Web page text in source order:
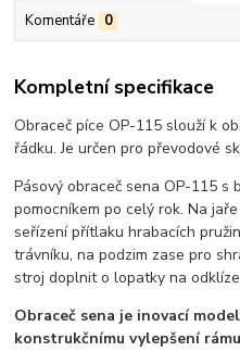
Komentáře 0
Kompletní specifikace
Obraceč píce OP-115 slouží k
řádku. Je určen pro převodové
Pásový obraceč sena OP-115 s
pomocníkem po celý rok. Na
seřízení přítlaku hrabacích
trávníku, na podzim zase pro
stroj doplnit o lopatky na
Obraceč sena je inovací
konstrukčnímu vylepšení